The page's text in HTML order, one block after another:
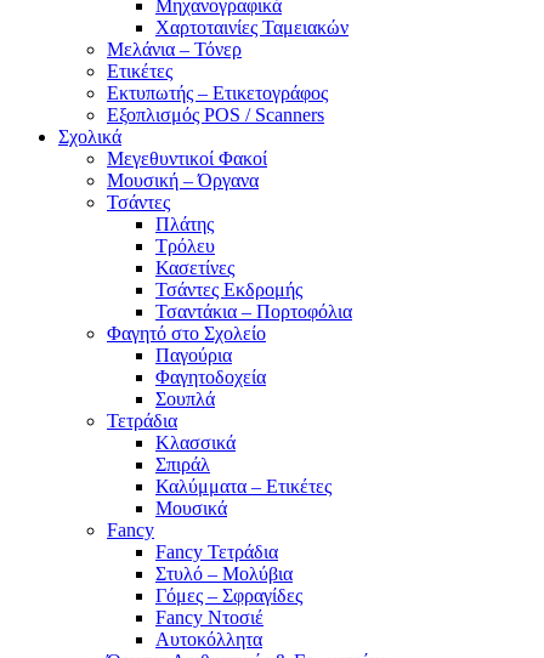
Μηχανογραφικά
Χαρτοταινίες Ταμειακών
Μελάνια – Τόνερ
Ετικέτες
Εκτυπωτής – Ετικετογράφος
Εξοπλισμός POS / Scanners
Σχολικά
Μεγεθυντικοί Φακοί
Μουσική – Όργανα
Τσάντες
Πλάτης
Τρόλευ
Κασετίνες
Τσάντες Εκδρομής
Τσαντάκια – Πορτοφόλια
Φαγητό στο Σχολείο
Παγούρια
Φαγητοδοχεία
Σουπλά
Τετράδια
Κλασσικά
Σπιράλ
Καλύμματα – Ετικέτες
Μουσικά
Fancy
Fancy Τετράδια
Στυλό – Μολύβια
Γόμες – Σφραγίδες
Fancy Ντοσιέ
Αυτοκόλλητα